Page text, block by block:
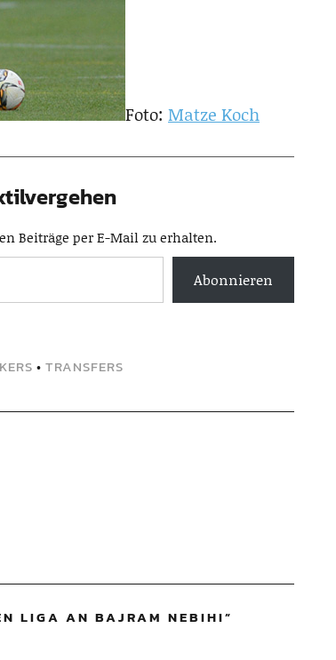
Foto: Matze Koch
Beiträge per E-Mail zu erhalten.
Abonnieren
• TRANSFERS
LIGA AN BAJRAM NEBIHI”